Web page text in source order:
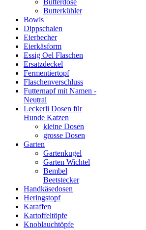
Butterdose
Butterkühler
Bowls
Dippschalen
Eierbecher
Eierkäsform
Essig Oel Flaschen
Ersatzdeckel
Fermentiertopf
Flaschenverschluss
Futternapf mit Namen -
Neutral
Leckerli Dosen für
Hunde Katzen
kleine Dosen
grosse Dosen
Garten
Gartenkugel
Garten Wichtel
Bembel
Beetstecker
Handkäsedosen
Heringstopf
Karaffen
Kartoffeltöpfe
Knoblauchtöpfe